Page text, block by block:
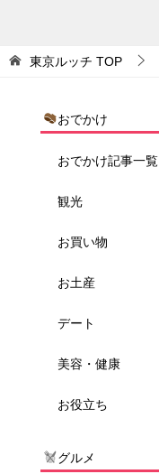
東京ルッチ TOP
おでかけ
おでかけ記事一覧
観光
お買い物
お土産
デート
美容・健康
お役立ち
グルメ